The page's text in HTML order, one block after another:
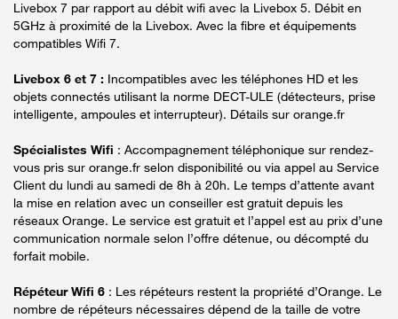
Livebox 7 par rapport au débit wifi avec la Livebox 5. Débit en
5GHz à proximité de la Livebox. Avec la fibre et équipements
compatibles Wifi 7.
Livebox 6 et 7 : Incompatibles avec les téléphones HD et les
objets connectés utilisant la norme DECT-ULE (détecteurs, prise
intelligente, ampoules et interrupteur). Détails sur orange.fr
Spécialistes Wifi : Accompagnement téléphonique sur rendez-
vous pris sur orange.fr selon disponibilité ou via appel au Service
Client du lundi au samedi de 8h à 20h. Le temps d’attente avant
la mise en relation avec un conseiller est gratuit depuis les
réseaux Orange. Le service est gratuit et l’appel est au prix d’une
communication normale selon l’offre détenue, ou décompté du
forfait mobile.
Répéteur Wifi 6 : Les répéteurs restent la propriété d’Orange. Le
nombre de répéteurs nécessaires dépend de la taille de votre